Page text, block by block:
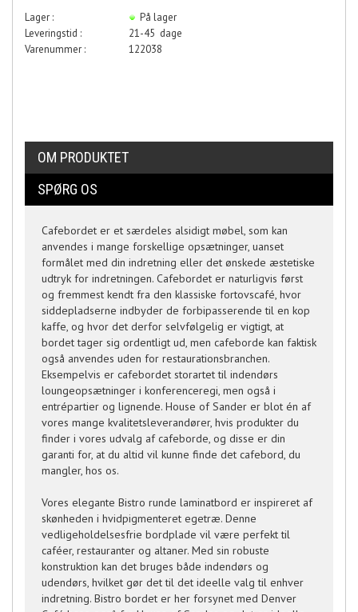
Lager :
På lager
Leveringstid :
21-45 dage
Varenummer :
122038
OM PRODUKTET
SPØRG OS
Cafebordet er et særdeles alsidigt møbel, som kan
anvendes i mange forskellige opsætninger, uanset
formålet med din indretning eller det ønskede æstetiske
udtryk for indretningen. Cafebordet er naturligvis først
og fremmest kendt fra den klassiske fortovscafé, hvor
siddepladserne indbyder de forbipasserende til en kop
kaffe, og hvor det derfor selvfølgelig er vigtigt, at
bordet tager sig ordentligt ud, men cafeborde kan faktisk
også anvendes uden for restaurationsbranchen.
Eksempelvis er cafebordet storartet til indendørs
loungeopsætninger i konferenceregi, men også i
entrépartier og lignende. House of Sander er blot én af
vores mange kvalitetsleverandører, hvis produkter du
finder i vores udvalg af cafeborde, og disse er din
garanti for, at du altid vil kunne finde det cafebord, du
mangler, hos os.
Vores elegante Bistro runde laminatbord er inspireret af
skønheden i hvidpigmenteret egetræ. Denne
vedligeholdelsesfrie bordplade vil være perfekt til
caféer, restauranter og altaner. Med sin robuste
konstruktion kan det bruges både indendørs og
udendørs, hvilket gør det til det ideelle valg til enhver
indretning. Bistro bordet er her forsynet med Denver